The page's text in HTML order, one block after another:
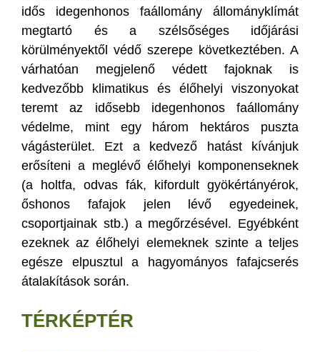
idős idegenhonos faállomány állományklímát
megtartó és a szélsőséges időjárási
körülményektől védő szerepe következtében. A
várhatóan megjelenő védett fajoknak is
kedvezőbb klimatikus és élőhelyi viszonyokat
teremt az idősebb idegenhonos faállomány
védelme, mint egy három hektáros puszta
vágásterület. Ezt a kedvező hatást kívánjuk
erősíteni a meglévő élőhelyi komponenseknek
(a holtfa, odvas fák, kifordult gyökértányérok,
őshonos fafajok jelen lévő egyedeinek,
csoportjainak stb.) a megőrzésével. Egyébként
ezeknek az élőhelyi elemeknek szinte a teljes
egésze elpusztul a hagyományos fafajcserés
átalakítások során.
TÉRKÉPTÉR